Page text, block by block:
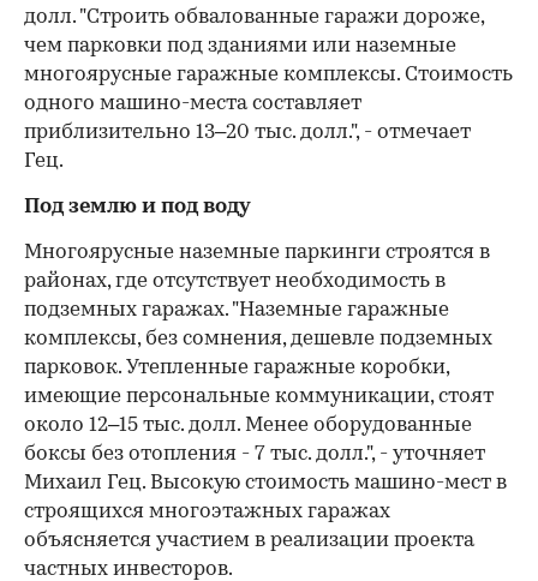
долл. "Строить обвалованные гаражи дороже,
чем парковки под зданиями или наземные
многоярусные гаражные комплексы. Стоимость
одного машино-места составляет
приблизительно 13–20 тыс. долл.", - отмечает
Гец.
Под землю и под воду
Многоярусные наземные паркинги строятся в
районах, где отсутствует необходимость в
подземных гаражах. "Наземные гаражные
комплексы, без сомнения, дешевле подземных
парковок. Утепленные гаражные коробки,
имеющие персональные коммуникации, стоят
около 12–15 тыс. долл. Менее оборудованные
боксы без отопления - 7 тыс. долл.", - уточняет
Михаил Гец. Высокую стоимость машино-мест в
строящихся многоэтажных гаражах
объясняется участием в реализации проекта
частных инвесторов.